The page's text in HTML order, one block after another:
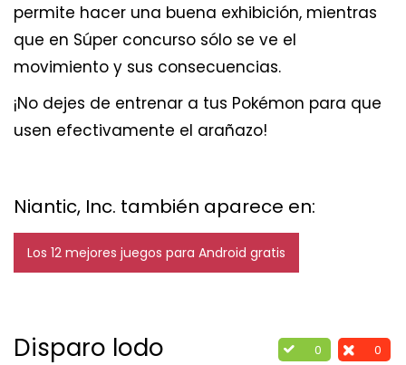
permite hacer una buena exhibición, mientras
que en Súper concurso sólo se ve el
movimiento y sus consecuencias.
¡No dejes de entrenar a tus Pokémon para que
usen efectivamente el arañazo!
Niantic, Inc. también aparece en:
Los 12 mejores juegos para Android gratis
0 0
Disparo lodo